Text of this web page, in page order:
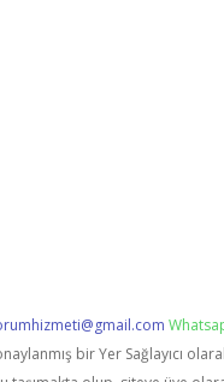
bir Yer